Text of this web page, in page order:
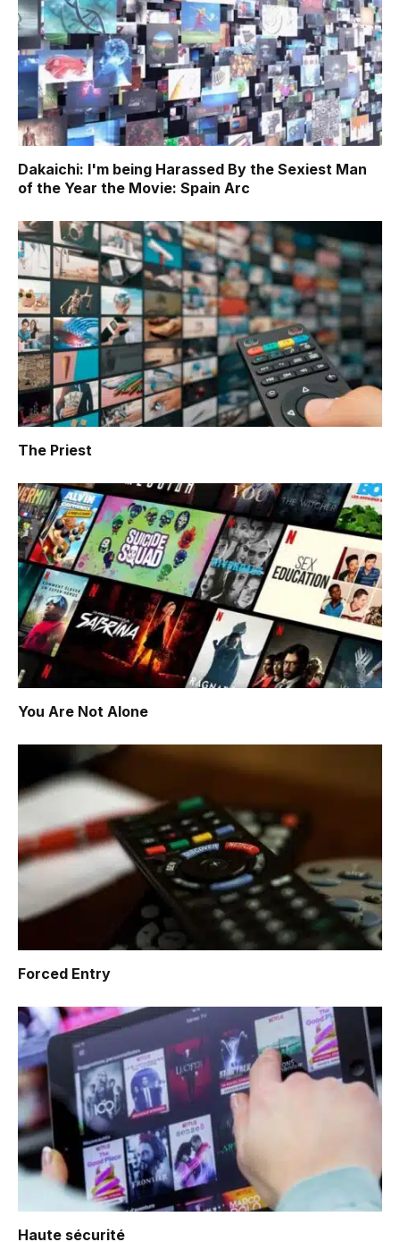
Dakaichi: I'm being Harassed By the Sexiest Man
of the Year the Movie: Spain Arc
The Priest
You Are Not Alone
Forced Entry
Haute sécurité